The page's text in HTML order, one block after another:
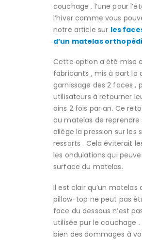
couchage , l’une pour
l’hiver comme vous
notre article sur les
d’un matelas
Cette option a été mise
fabricants , mis à part la
garnissage des 2 faces ,
utilisateurs à retourner
oins 2 fois par an. Ce
au matelas de
allège la pression sur les
ressorts . Cela éviterait
les ondulations qui
surface du matelas.
Il est clair qu’un matelas
pillow-top ne peut pas
face du dessous n’est
utilisée pur le couchage
bien des dommages à